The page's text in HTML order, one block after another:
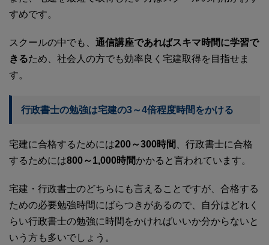
すめです。
スクールの中でも、 通信講座であればスキマ時間に学習で
きるため、社会人の方でも効率良く宅建取得を目指せま
す。
行政書士の勉強は宅建の3～4倍程度時間をかける
宅建に合格するためには200～300時間
、行政書士に合格
するためには800～1,000時間かかると言われています。
宅建・行政書士のどちらにも言えることですが、合格する
ための必要勉強時間にばらつきがあるので、自分はどれく
らい行政書士の勉強に時間をかければいいか分からないと
いう方も多いでしょう。